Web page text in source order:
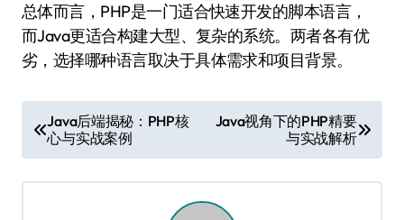
总体而言，PHP是一门适合快速开发的脚本语言，
而Java更适合构建大型、复杂的系统。两者各有优
劣，选择哪种语言取决于具体需求和项目背景。
章
导
Java后端揭秘：PHP核
心与实战案例
Java视角下的PHP精要
与实战解析